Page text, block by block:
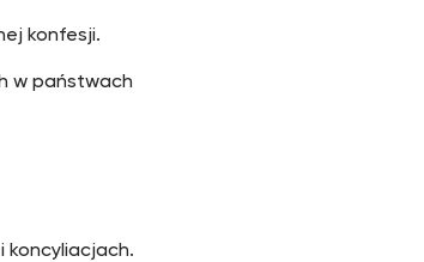
konfesji.
w państwach
koncyliacjach.